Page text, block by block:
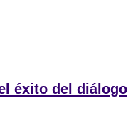
éxito del diálogo